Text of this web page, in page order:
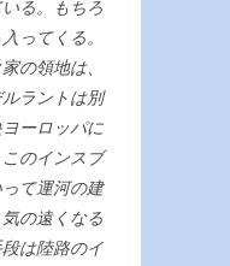
る。もちろ
ってくる。
の領地は、
ラントは別
ーロッパに
のインスブ
て運河の建
の遠くなる
は陸路のイ